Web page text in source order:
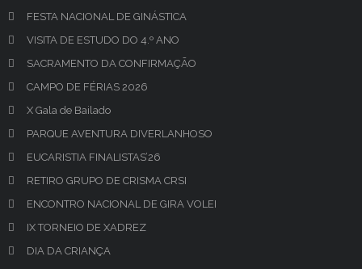
FESTA NACIONAL DE GINÁSTICA
VISITA DE ESTUDO DO 4.º ANO
SACRAMENTO DA CONFIRMAÇÃO
CAMPO DE FÉRIAS 2026
X Gala de Bailado
PARQUE AVENTURA DIVERLANHOSO
EUCARISTIA FINALISTAS’26
RETIRO GRUPO DE CRISMA CRSI
ENCONTRO NACIONAL DE GIRA VOLEI
IX TORNEIO DE XADREZ
DIA DA CRIANÇA